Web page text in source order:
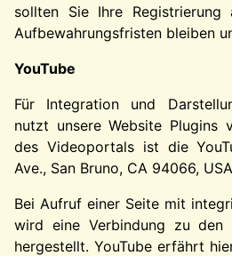
sollten Sie Ihre Registrierung
Aufbewahrungsfristen bleiben
YouTube
Für Integration und
nutzt unsere Website Plugins
des Videoportals ist die
Ave., San Bruno, CA 94066,
Bei Aufruf einer Seite mit
wird eine Verbindung zu den
hergestellt. YouTube erfährt